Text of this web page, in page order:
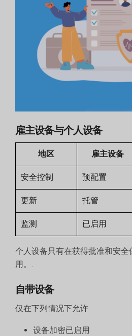
雇主设备与个人设备
地区 雇主设备
安全控制 预配置
更新 托管
监测 已启用
个人设备只有在获得批准和安全
用。.
自带设备
仅在下列情况下允许
设备加密已启用